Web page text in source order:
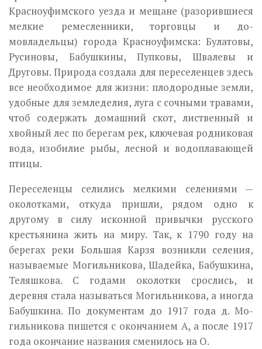
Красноуфимского уезда и мещане (разорившиеся
мелкие ремесленники, торговцы и до­
мовладельцы) города Красноуфимска: Булатовы,
Русиновы, Бабушкины, Пупковы, Швалевы и
Друговы. Природа создала для переселенцев здесь
все необходимое для жизни: плодородные земли,
удобные для земледе­лия, луга с сочными травами,
чтоб содержать домашний скот, листвен­ный и
хвойный лес по берегам рек, ключевая родниковая
вода, изобилие рыбы, лесной и водоплавающей
птицы.
Переселенцы селились мелкими селениями —
околотками, откуда при­шли, рядом одно к
другому в силу исконной привычки русского
кресть­янина жить на миру. Так, к 1790 году на
берегах реки Большая Карзя возникли селения,
называемые Могильникова, Шадейка, Бабушкина,
Теляшкова. С годами околотки срослись, и
деревня стала называться Мо­гильникова, а иногда
Бабушкина. По документам до 1917 года д. Мо­
гильникова пишется с окончанием А, а после 1917
года окончание на­звания сменилось на О.